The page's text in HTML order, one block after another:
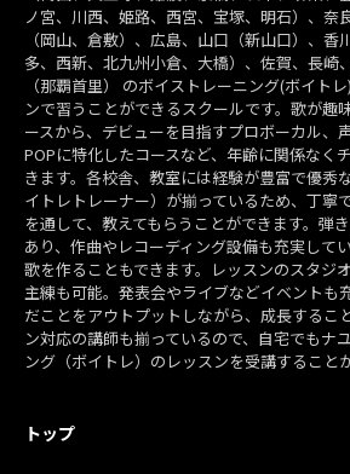
ノ宮、川西、姫路、西宮、宝塚、明石）、奈
（岡山、倉敷）、広島、山口（新山口）、香
多、西新、北九州小倉、大橋）、佐賀、長崎
（那覇首里） のボイストレーニング(ボイト
ンで習うことができるスクールです。歌が趣
ースから、デビューを目指すプロボーカル、
POPに特化したコースなど、年齢に関係なく
きます。各校舎、教室には経験が豊富で優秀
イトレトレーナー）が揃っているため、丁寧
を通して、教えてもらうことができます。弾
あり、作曲やレコーディング設備も充実して
歌を作ることもできます。レッスンのスタジ
主練も可能。発表会やライブなどイベントも
だことをアウトプットしながら、成長するこ
ン対応の講師も揃っているので、自宅でもナ
ング（ボイトレ）のレッスンを受講すること
トップ